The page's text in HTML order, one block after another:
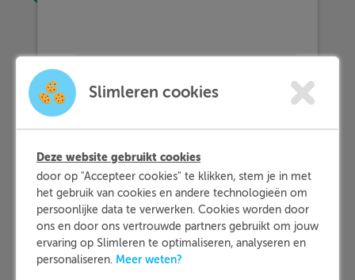
Slimleren cookies
Deze website gebruikt cookies
door op "Accepteer cookies" te klikken, stem je in met
het gebruik van cookies en andere technologieën om
persoonlijke data te verwerken. Cookies worden door
ons en door ons vertrouwde partners gebruikt om jouw
ervaring op Slimleren te optimaliseren, analyseren en
personaliseren. Meer weten?